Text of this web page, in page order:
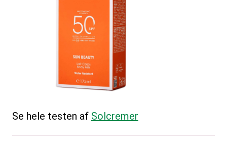
Se hele testen af Solcremer